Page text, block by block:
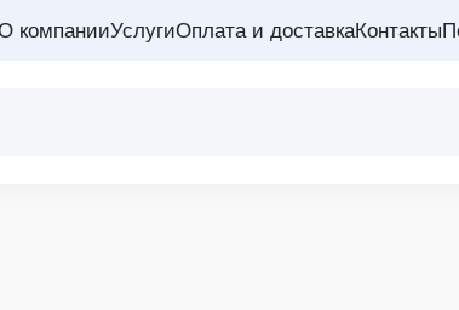
компанииУслугиОплата и доставкаКонтакты